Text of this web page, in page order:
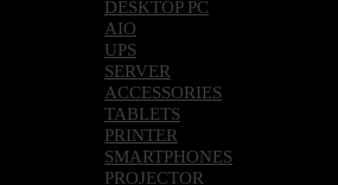
DESKTOP PC
AIO
UPS
SERVER
ACCESSORIES
TABLETS
PRINTER
SMARTPHONES
PROJECTOR